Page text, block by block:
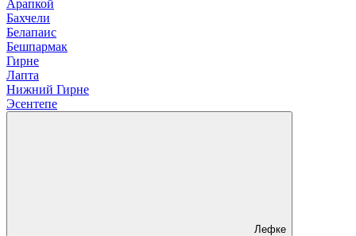
Арапкой
Бахчели
Белапаис
Бешпармак
Гирне
Лапта
Нижний Гирне
Эсентепе
Лефке